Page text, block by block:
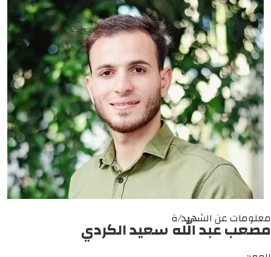
معلومات عن الشهيد/ة
مصعب عبد الله سعيد الكردي